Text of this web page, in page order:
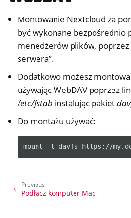
Montowanie Nextcloud za
być wykonane bezpośrednio
menedżerów plików, poprzez
serwera”.
Dodatkowo możesz
używając WebDAV poprzez
/etc/fstab instalując pakiet
Do montażu używać:
mount -t davfs https://
Previous
Podłącz komputer Mac